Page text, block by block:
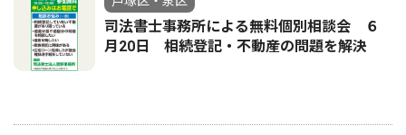
司法書士事務所による無料個別相談会 ６
月20日 相続登記・不動産の問題を解決